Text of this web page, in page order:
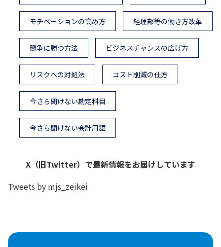
モチベーションの高め方 経理部等の働き方改革
競争に勝つ方法 ビジネスチャンスの広げ方
リスクへの対処法 コスト削減の仕方
今さら聞けない勘定科目
今さら聞けない会計用語
X（旧Twitter）で最新情報をお届けしています
Tweets by mjs_zeikei